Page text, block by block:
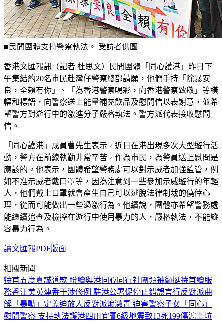
■民間團體支持警察執法。 受訪者供圖
香港文匯報訊（記者 杜思文）民間團體「同心護港」昨日下
午集結約20名市民赴灣仔警察總部請願，他們手持「除暴安
良，全賴有你」、「為香港警察喝彩，向香港警察致敬」等橫
幅和標語，向警察送上能量補充飲品及慰問信以表謝意，並希
望警方對遊行中的激進分子嚴格執法。警方派代表接收慰問
信。
「同心護港」成員曹先生表示，近日在港出現多次大型遊行活
動，警方在前線執勤非常辛苦，作為市民，為警員送上慰問是
應該的。他表示，團體希望警務處可以對示威者加強監管，例
如不准示威者戴口罩等，因為注意到一些參加示威遊行的年輕
人，他們戴上口罩就會產生自己可以逃脫法律制裁的僥倖心
理，從而可能做出一些過激行為。他續說，團體亦希望警務處
能繼續追查及檢控在遊行中使用暴力的人，嚴格執法，不能縱
容暴力行為。
讀文匯報PDF版面
相關新聞
特首五度真誠道歉 盼續與港同心同行社團領袖籲挺特首續服
務香江美英連番干涉修例 駐港公署促停止錯誤言行反對派曲
解「暴動」定義迫放人 反對派煽激青 迫害警察子女 「同心」
慰問警察 支持執法護港四川宜賓6級地震致13死199傷滬上垃